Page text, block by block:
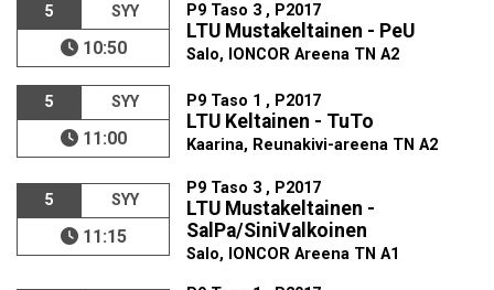
5 SYY
10:50
P9 Taso 3 , P2017
LTU Mustakeltainen - PeU
Salo, IONCOR Areena TN A2
5 SYY
11:00
P9 Taso 1 , P2017
LTU Keltainen - TuTo
Kaarina, Reunakivi-areena TN A2
5 SYY
11:15
P9 Taso 3 , P2017
LTU Mustakeltainen -
SalPa/SiniValkoinen
Salo, IONCOR Areena TN A1